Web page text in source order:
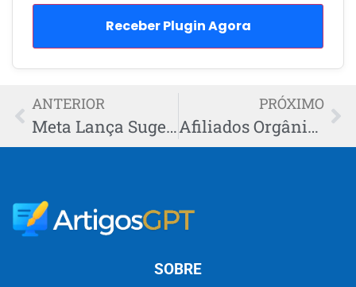
Receber Plugin Agora
ANTERIOR
Meta Lança Sugestão de Palavras — Veja se Vale a Pena
PRÓXIMO
Afiliados Orgânico: A Nova Tendência que Divide Opiniões
SOBRE